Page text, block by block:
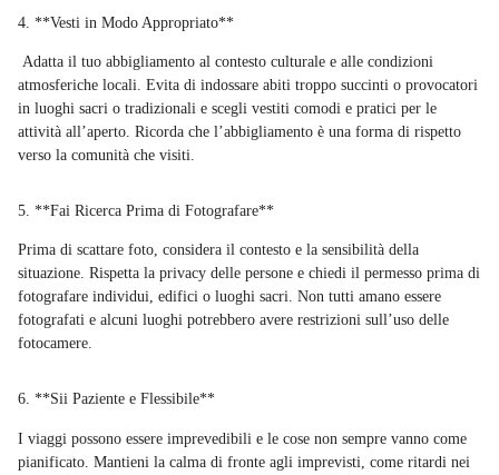
4. **Vesti in Modo Appropriato**
Adatta il tuo abbigliamento al contesto culturale e alle condizioni
atmosferiche locali. Evita di indossare abiti troppo succinti o provocatori
in luoghi sacri o tradizionali e scegli vestiti comodi e pratici per le
attività all’aperto. Ricorda che l’abbigliamento è una forma di rispetto
verso la comunità che visiti.
5. **Fai Ricerca Prima di Fotografare**
Prima di scattare foto, considera il contesto e la sensibilità della
situazione. Rispetta la privacy delle persone e chiedi il permesso prima di
fotografare individui, edifici o luoghi sacri. Non tutti amano essere
fotografati e alcuni luoghi potrebbero avere restrizioni sull’uso delle
fotocamere.
6. **Sii Paziente e Flessibile**
I viaggi possono essere imprevedibili e le cose non sempre vanno come
pianificato. Mantieni la calma di fronte agli imprevisti, come ritardi nei